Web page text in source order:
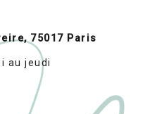
75017 Paris
au jeudi